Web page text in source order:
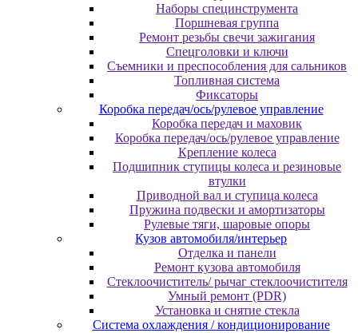
Наборы специнструмента
Поршневая группа
Ремонт резьбы свечи зажигания
Спецголовки и ключи
Съемники и преспособления для сальников
Топливная система
Фиксаторы
Коробка передач/ось/рулевое управление
Коробка передач и маховик
Коробка передач/ось/рулевое управление
Крепление колеса
Подшипник ступицы колеса и резиновые
втулки
Приводной вал и ступица колеса
Пружина подвески и амортизаторы
Рулевые тяги, шаровые опоры
Кузов автомобиля/интерьер
Отделка и панели
Ремонт кузова автомобиля
Стеклоочиститель/ рычаг стеклоочистителя
Умный ремонт (PDR)
Установка и снятие стекла
Система охлаждения / кондиционирование